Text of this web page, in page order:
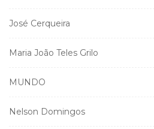
José Cerqueira
Maria João Teles Grilo
MUNDO
Nelson Domingos